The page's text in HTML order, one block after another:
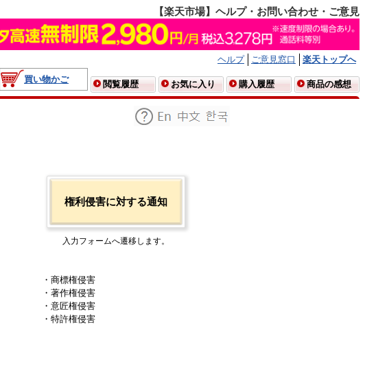
【楽天市場】ヘルプ・お問い合わせ・ご意見
ヘルプ ご意見窓口
楽天トップへ
買い物かご
閲覧履歴 お気に入り 購入履歴 商品の感想
権利侵害に対する通知
入力フォームへ遷移します。
・商標権侵害
・著作権侵害
・意匠権侵害
・特許権侵害